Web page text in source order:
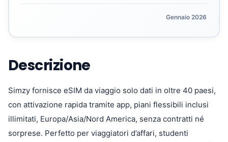
Gennaio 2026
Descrizione
Simzy fornisce eSIM da viaggio solo dati in oltre 40 paesi,
con attivazione rapida tramite app, piani flessibili inclusi
illimitati, Europa/Asia/Nord America, senza contratti né
sorprese. Perfetto per viaggiatori d’affari, studenti